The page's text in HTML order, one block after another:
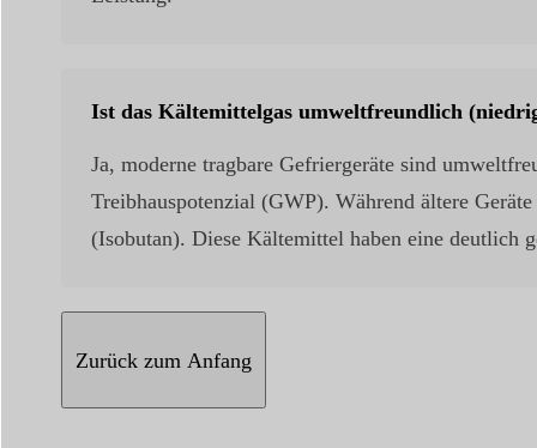
Ist das Kältemittelgas umweltfreundlich
Ja, moderne tragbare Gefriergeräte sind
Treibhauspotenzial (GWP). Während ältere
(Isobutan). Diese Kältemittel haben eine deutlich
Zurück zum Anfang